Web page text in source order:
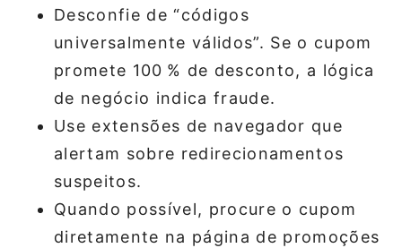
Desconfie de “códigos
universalmente válidos”. Se o cupom
promete 100 % de desconto, a lógica
de negócio indica fraude.
Use extensões de navegador que
alertam sobre redirecionamentos
suspeitos.
Quando possível, procure o cupom
diretamente na página de promoções